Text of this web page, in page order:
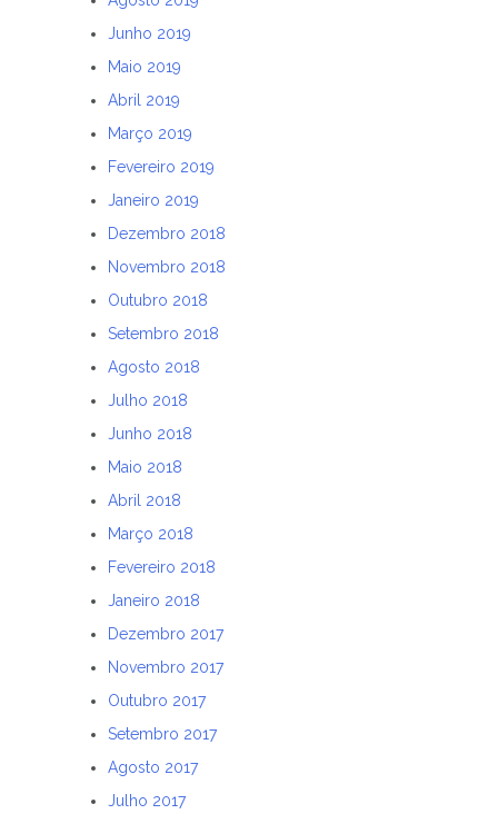
Junho 2019
Maio 2019
Abril 2019
Março 2019
Fevereiro 2019
Janeiro 2019
Dezembro 2018
Novembro 2018
Outubro 2018
Setembro 2018
Agosto 2018
Julho 2018
Junho 2018
Maio 2018
Abril 2018
Março 2018
Fevereiro 2018
Janeiro 2018
Dezembro 2017
Novembro 2017
Outubro 2017
Setembro 2017
Agosto 2017
Julho 2017